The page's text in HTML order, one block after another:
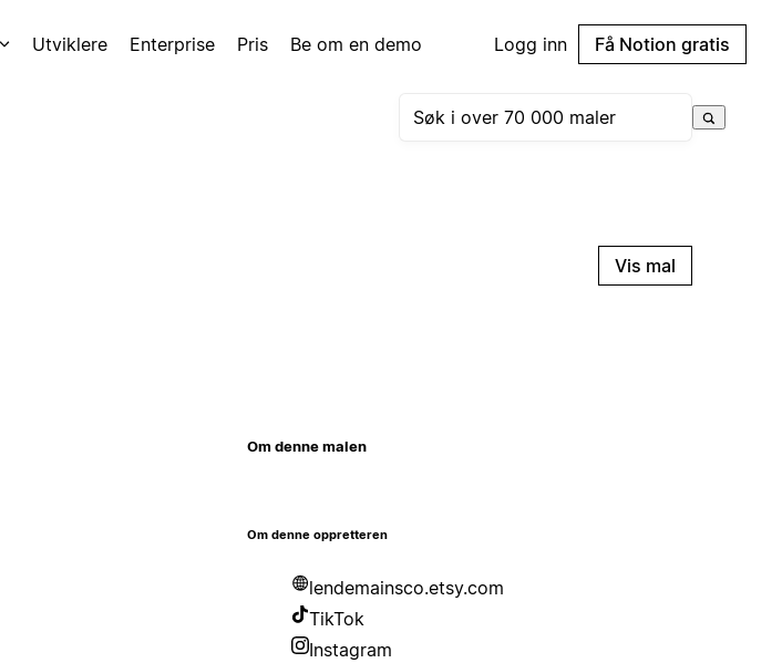
Utviklere Enterprise Pris Be om en demo Logg inn Få Notion gratis
Vis mal
Om denne malen
Om denne oppretteren
lendemainsco.etsy.com
TikTok
Instagram